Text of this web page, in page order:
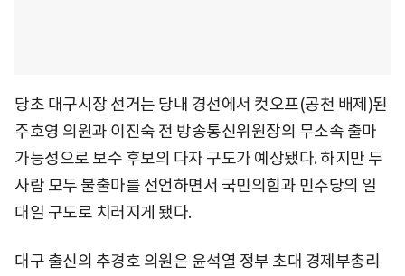
당초 대구시장 선거는 당내 경선에서 컷오프(공천 배제)된
주호영 의원과 이진숙 전 방송통신위원장의 무소속 출마
가능성으로 보수 후보의 다자 구도가 예상됐다. 하지만 두
사람 모두 불출마를 선언하면서 국민의힘과 민주당의 일
대일 구도로 치러지게 됐다.
대구 출신의 추경호 의원은 윤석열 정부 초대 경제부총리